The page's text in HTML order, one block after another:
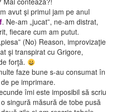
avut şi primul jam pe anul
. Ne-am „jucat”, ne-am distrat,
fiecare cum am putut.
(No) Reason, improvizaţie
şi transpirat cu Grigore,
forţă.
faze bune s-au consumat în
pe imprimare.
îmi este imposibil să scriu
singură măsură de tobe pusă